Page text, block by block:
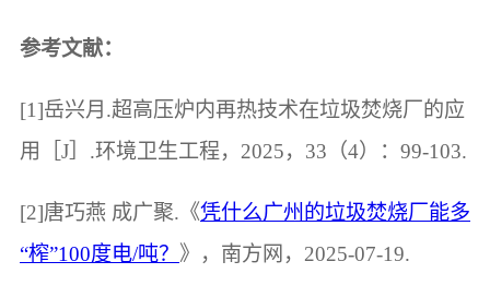
参考文献：
[1]岳兴月.超高压炉内再热技术在垃圾焚烧厂的应
用［J］.环境卫生工程，2025，33（4）：99-103.
[2]唐巧燕 成广聚.《凭什么广州的垃圾焚烧厂能多
“榨”100度电/吨？ 》，南方网，2025-07-19.